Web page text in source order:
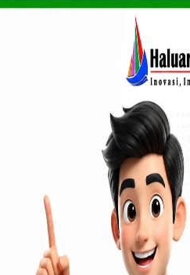
muda tentang konservasi
muda dalam melestarikan
2029, KH. Muhammad
Dr. Dolly Priatna menjelaskan
dan edukasi bagi
aktif dalam melestarikan alam
untuk berkontribusi dalam